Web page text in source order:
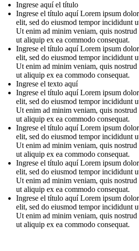
Ingrese aquí el título
Ingrese el título aquí Lorem ipsum
elit, sed do eiusmod tempor incididunt
Ut enim ad minim veniam, quis
ut aliquip ex ea commodo consequat.
Ingrese el título aquí Lorem ipsum
elit, sed do eiusmod tempor incididunt
Ut enim ad minim veniam, quis
ut aliquip ex ea commodo consequat.
Ingrese el texto aquí
Ingrese el título aquí Lorem ipsum
elit, sed do eiusmod tempor incididunt
Ut enim ad minim veniam, quis
ut aliquip ex ea commodo consequat.
Ingrese el título aquí Lorem ipsum
elit, sed do eiusmod tempor incididunt
Ut enim ad minim veniam, quis
ut aliquip ex ea commodo consequat.
Ingrese el título aquí Lorem ipsum
elit, sed do eiusmod tempor incididunt
Ut enim ad minim veniam, quis
ut aliquip ex ea commodo consequat.
Ingrese el título aquí Lorem ipsum
elit, sed do eiusmod tempor incididunt
Ut enim ad minim veniam, quis
ut aliquip ex ea commodo consequat.